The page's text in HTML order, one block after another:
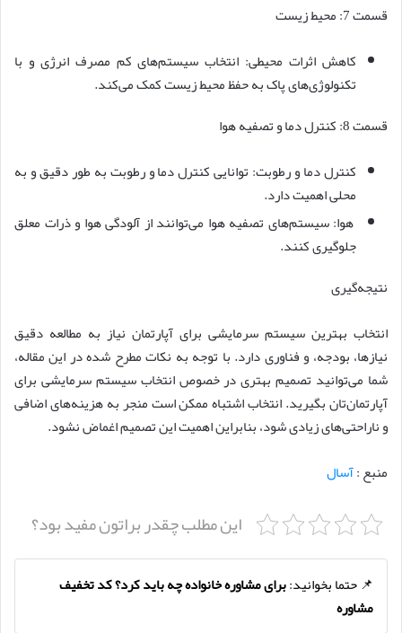
قسمت 7: محیط زیست
کاهش اثرات محیطی: انتخاب سیستم‌های کم مصرف انرژی و با
تکنولوژی‌های پاک به حفظ محیط زیست کمک می‌کند.
قسمت 8: کنترل دما و تصفیه هوا
کنترل دما و رطوبت: توانایی کنترل دما و رطوبت به طور دقیق و به
محلی اهمیت دارد.
هوا: سیستم‌های تصفیه هوا می‌توانند از آلودگی هوا و ذرات معلق
جلوگیری کنند.
نتیجه‌گیری
انتخاب بهترین سیستم سرمایشی برای آپارتمان نیاز به مطالعه دقیق
نیازها، بودجه، و فناوری دارد. با توجه به نکات مطرح شده در این مقاله،
شما می‌توانید تصمیم بهتری در خصوص انتخاب سیستم سرمایشی برای
آپارتمان‌تان بگیرید. انتخاب اشتباه ممکن است منجر به هزینه‌های اضافی
و ناراحتی‌های زیادی شود، بنابراین اهمیت این تصمیم اغماض نشود.
منبع :آسال
این مطلب چقدر براتون مفید بود؟
📌 حتما بخوانید:برای مشاوره خانواده چه باید کرد؟ کد تخفیف
مشاوره